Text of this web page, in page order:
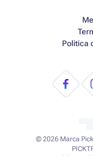
Politica
© 2026 Marca